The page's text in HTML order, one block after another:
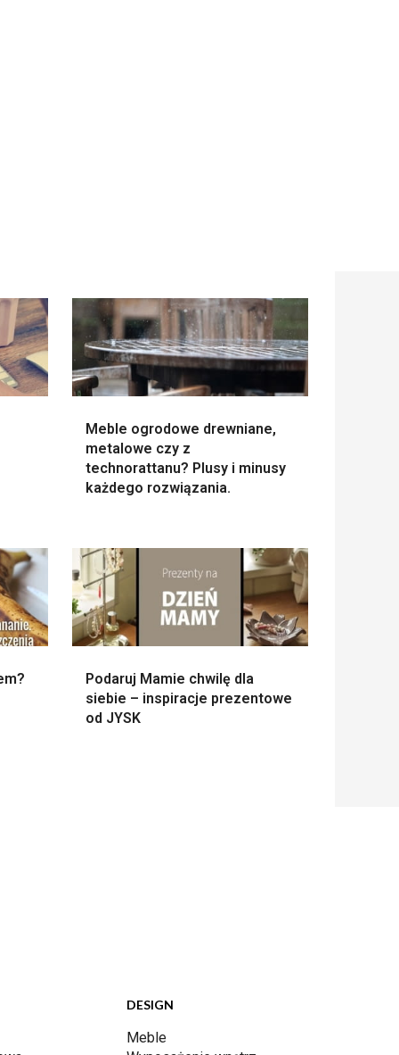
Meble ogrodowe drewniane,
metalowe czy z
technorattanu? Plusy i minusy
każdego rozwiązania.
Podaruj Mamie chwilę dla
siebie – inspiracje prezentowe
od JYSK
DESIGN
Meble